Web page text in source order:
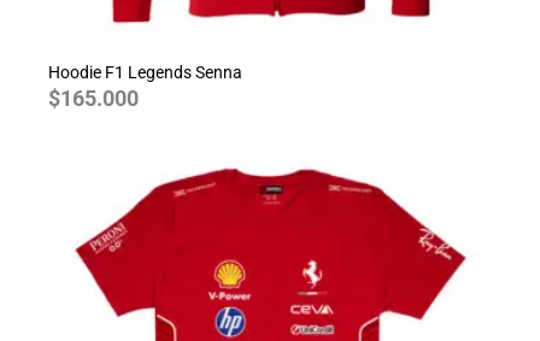
Hoodie F1 Legends Senna
$165.000